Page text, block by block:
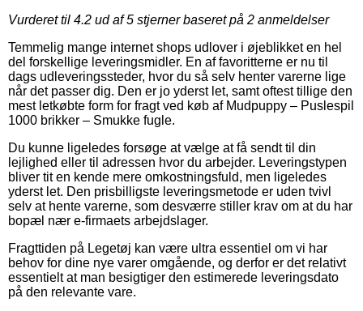
Vurderet til 4.2 ud af 5 stjerner baseret på 2 anmeldelser
Temmelig mange internet shops udlover i øjeblikket en hel
del forskellige leveringsmidler. En af favoritterne er nu til
dags udleveringssteder, hvor du så selv henter varerne lige
når det passer dig. Den er jo yderst let, samt oftest tillige den
mest letkøbte form for fragt ved køb af Mudpuppy – Puslespil
1000 brikker – Smukke fugle.
Du kunne ligeledes forsøge at vælge at få sendt til din
lejlighed eller til adressen hvor du arbejder. Leveringstypen
bliver tit en kende mere omkostningsfuld, men ligeledes
yderst let. Den prisbilligste leveringsmetode er uden tvivl
selv at hente varerne, som desværre stiller krav om at du har
bopæl nær e-firmaets arbejdslager.
Fragttiden på Legetøj kan være ultra essentiel om vi har
behov for dine nye varer omgående, og derfor er det relativt
essentielt at man besigtiger den estimerede leveringsdato
på den relevante vare.